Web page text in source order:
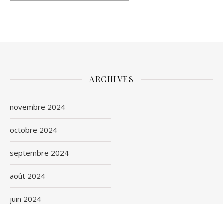
ARCHIVES
novembre 2024
octobre 2024
septembre 2024
août 2024
juin 2024